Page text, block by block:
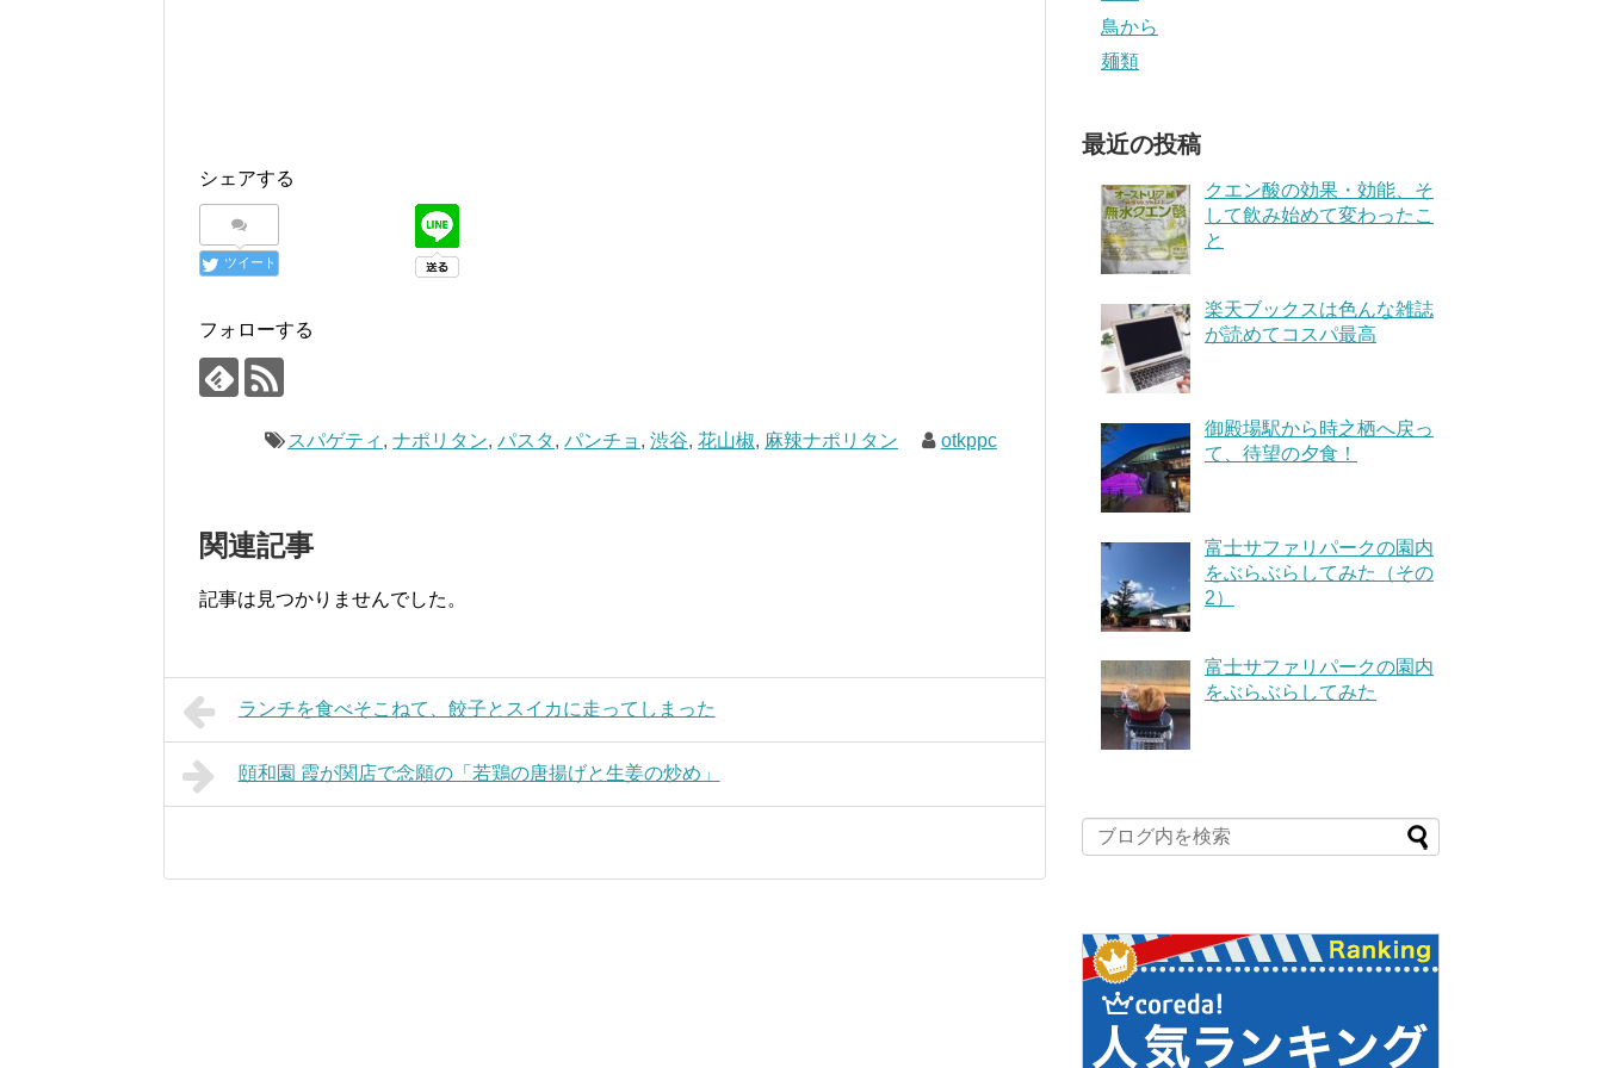
シェアする
ツイート
フォローする
スパゲティ ,ナポリタン,パスタ,パンチョ ,渋谷,花山椒, 麻辣ナポリタン otkppc
関連記事
記事は見つかりませんでした。
ランチを食べそこねて、餃子とスイカに走ってしまった
頤和園 霞が関店で念願の「若鶏の唐揚げと生姜の炒め」
鳥から
麺類
最近の投稿
クエン酸の効果・効能、そ
して飲み始めて変わったこ
と
楽天ブックスは色んな雑誌
が読めてコスパ最高
御殿場駅から時之栖へ戻っ
て、待望の夕食！
富士サファリパークの園内
をぶらぶらしてみた（その
2）
富士サファリパークの園内
をぶらぶらしてみた